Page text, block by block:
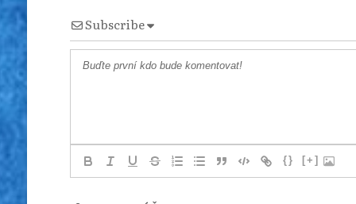
Subscribe
{} [+]